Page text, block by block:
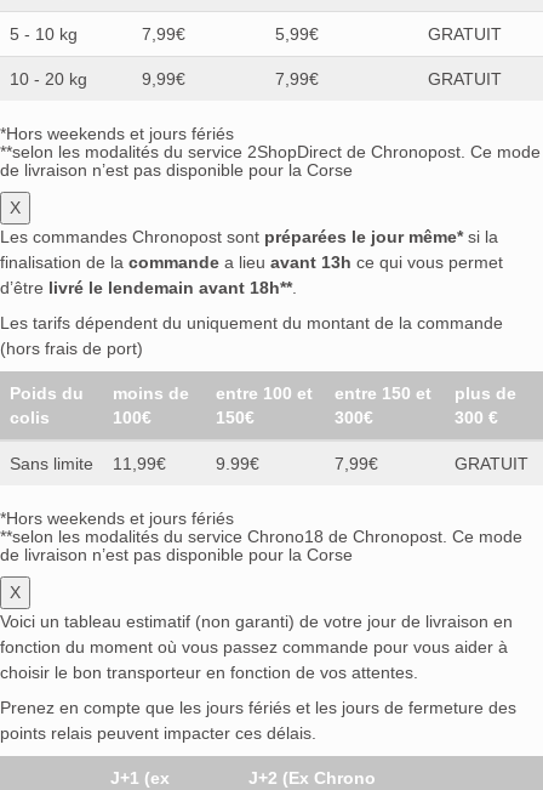
5 - 10 kg 7,99€ 5,99€ GRATUIT
10 - 20 kg 9,99€ 7,99€ GRATUIT
*Hors weekends et jours fériés
**selon les modalités du service 2ShopDirect de Chronopost. Ce mode
de livraison n’est pas disponible pour la Corse
X
Les commandes Chronopost sont préparées le jour même*si la
finalisation de la commande a lieu avant 13h ce qui vous permet
d’être livré le lendemain avant 18h**.
Les tarifs dépendent du uniquement du montant de la commande
(hors frais de port)
Poids du
colis
moins de
100€
entre 100 et
150€
entre 150 et
300€
plus de
300 €
Sans limite 11,99€ 9.99€ 7,99€ GRATUIT
*Hors weekends et jours fériés
**selon les modalités du service Chrono18 de Chronopost. Ce mode
de livraison n’est pas disponible pour la Corse
X
Voici un tableau estimatif (non garanti) de votre jour de livraison en
fonction du moment où vous passez commande pour vous aider à
choisir le bon transporteur en fonction de vos attentes.
Prenez en compte que les jours fériés et les jours de fermeture des
points relais peuvent impacter ces délais.
J+1 (ex
J+2 (Ex Chrono